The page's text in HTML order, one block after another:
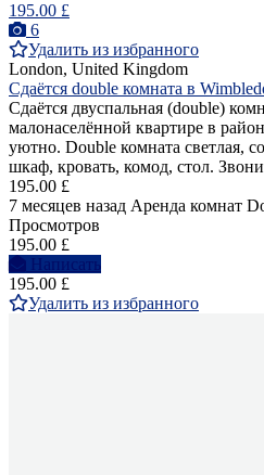
195.00 £
6
Удалить из избранного
London, United Kingdom
Сдаётся double комната в
Сдаётся двуспальная (double)
малонаселённой квартире в
уютно. Double комната светлая,
шкаф, кровать, комод, стол.
195.00 £
7 месяцев назад Аренда комнат
Просмотров
195.00 £
Написать
195.00 £
Удалить из избранного